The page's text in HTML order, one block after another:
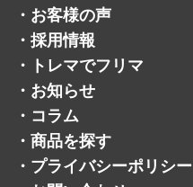
・ お客様の声
・ 採用情報
・
トレマでフリマ
・ お知らせ
・ コラム
・ 商品を探す
・ プライバシーポリシー